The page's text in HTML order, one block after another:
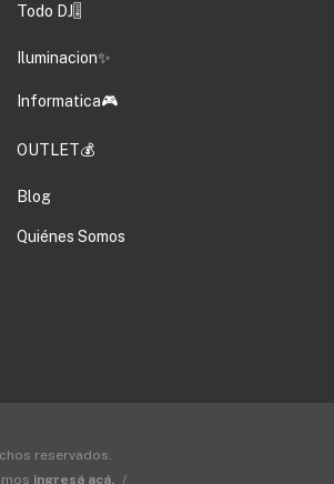
Todo DJ🎚️
Iluminacion✨
Informatica🎮
OUTLET💰
Blog
Quiénes Somos
reservados.
ingresá acá. /